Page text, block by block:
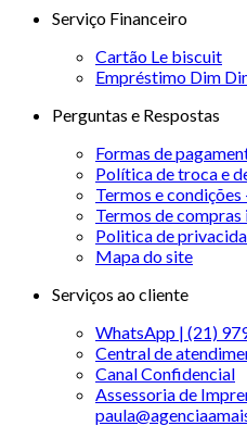
Serviço Financeiro
Cartão Le biscuit
Empréstimo Dim
Perguntas e Respostas
Formas de
Política de troca e
Termos e
Termos de
Politica de
Mapa do site
Serviços ao cliente
WhatsApp | (21)
Central de
Canal Confidencial
Assessoria de